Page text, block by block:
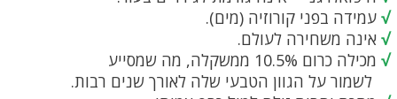
√ עמידה בפני קורוזיה (מים).
√ אינה משחירה לעולם.
√ מכילה כרום 10.5% ממשקלה, מה שמסייע
לשמור על הגוון הטבעי שלה לאורך שנים רבות.